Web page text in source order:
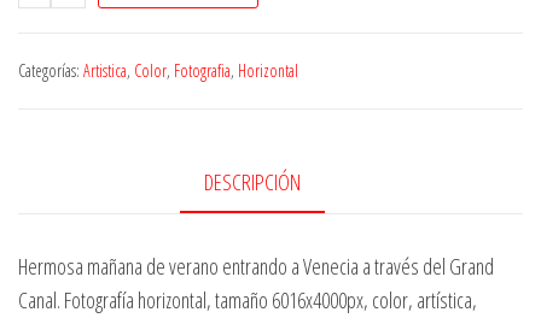
Categorías: Artistica, Color, Fotografia, Horizontal
DESCRIPCIÓN
Hermosa mañana de verano entrando a Venecia a través del Grand
Canal. Fotografía horizontal, tamaño 6016x4000px, color, artística,